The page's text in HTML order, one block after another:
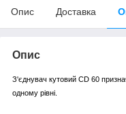
Опис Доставка
Опис
З'єднувач кутовий CD 60
одному рівні.